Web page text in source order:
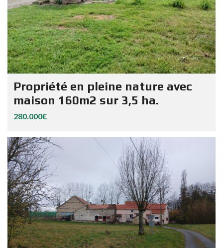
Propriété en pleine nature avec
maison 160m2 sur 3,5 ha.
280.000€